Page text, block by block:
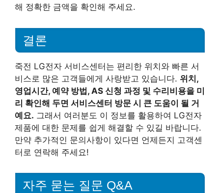
해 정확한 금액을 확인해 주세요.
결론
죽전 LG전자 서비스센터는 편리한 위치와 빠른 서
비스로 많은 고객들에게 사랑받고 있습니다. 위치,
영업시간, 예약 방법, AS 신청 과정 및 수리비용을 미
리 확인해 두면 서비스센터 방문 시 큰 도움이 될 거
예요. 그래서 여러분도 이 정보를 활용하여 LG전자
제품에 대한 문제를 쉽게 해결할 수 있길 바랍니다.
만약 추가적인 문의사항이 있다면 언제든지 고객센
터로 연락해 주세요!
자주 묻는 질문 Q&A